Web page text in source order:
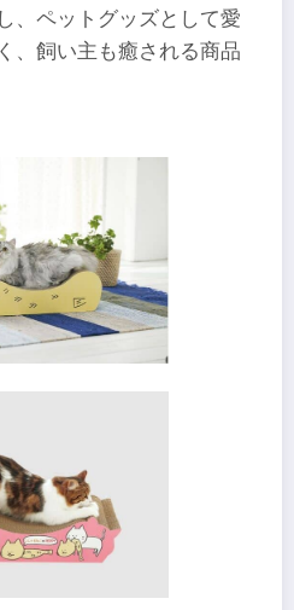
、ペットグッズとして愛
、飼い主も癒される商品